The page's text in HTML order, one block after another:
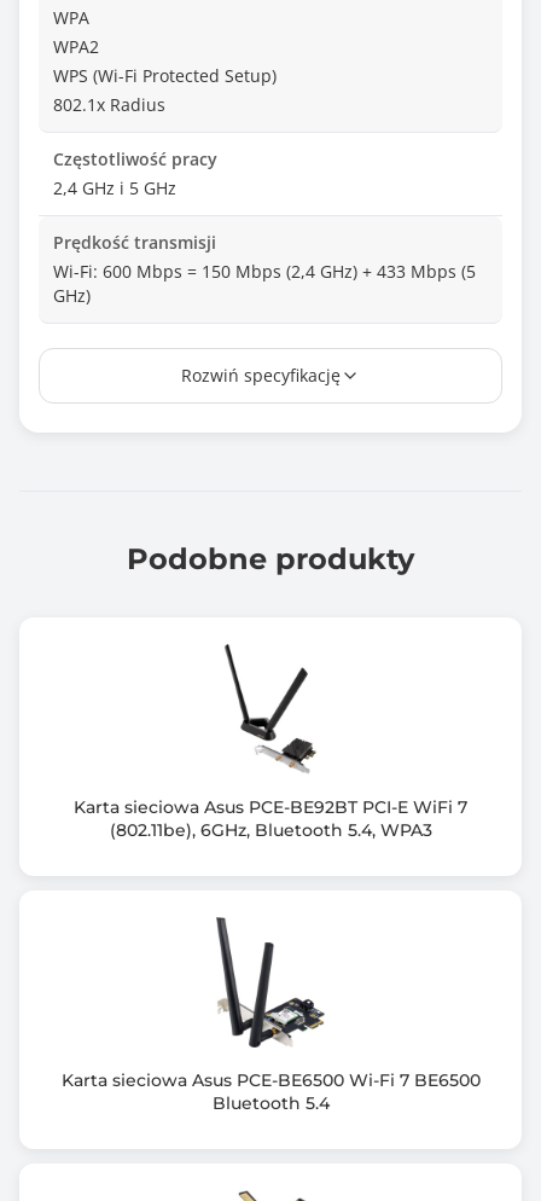
WPA
WPA2
WPS (Wi-Fi Protected Setup)
802.1x Radius
Częstotliwość pracy
2,4 GHz i 5 GHz
Prędkość transmisji
Wi-Fi: 600 Mbps = 150 Mbps (2,4 GHz) + 433 Mbps (5
GHz)
Antena
Wewnętrzna - 1 szt.
Wymiary [G x S x W] (mm)
Rozwiń specyfikację
Podobne produkty
Karta sieciowa Asus PCE-BE92BT PCI-E WiFi 7
(802.11be), 6GHz, Bluetooth 5.4, WPA3
Karta sieciowa Asus PCE-BE6500 Wi-Fi 7 BE6500
Bluetooth 5.4